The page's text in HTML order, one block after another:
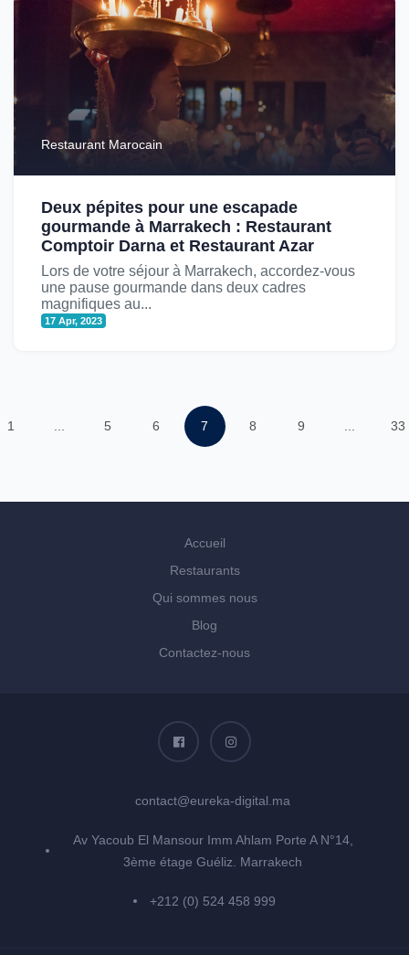
Restaurant Marocain
Deux pépites pour une escapade
gourmande à Marrakech : Restaurant
Comptoir Darna et Restaurant Azar
Lors de votre séjour à Marrakech, accordez-vous
une pause gourmande dans deux cadres
magnifiques au...
17 Apr, 2023
1 5 6 7 8 9 33
Accueil
Restaurants
Qui sommes nous
Blog
Contactez-nous
contact@eureka-digital.ma
Av Yacoub El Mansour Imm Ahlam Porte A N°14,
3ème étage Guéliz. Marrakech
+212 (0) 524 458 999